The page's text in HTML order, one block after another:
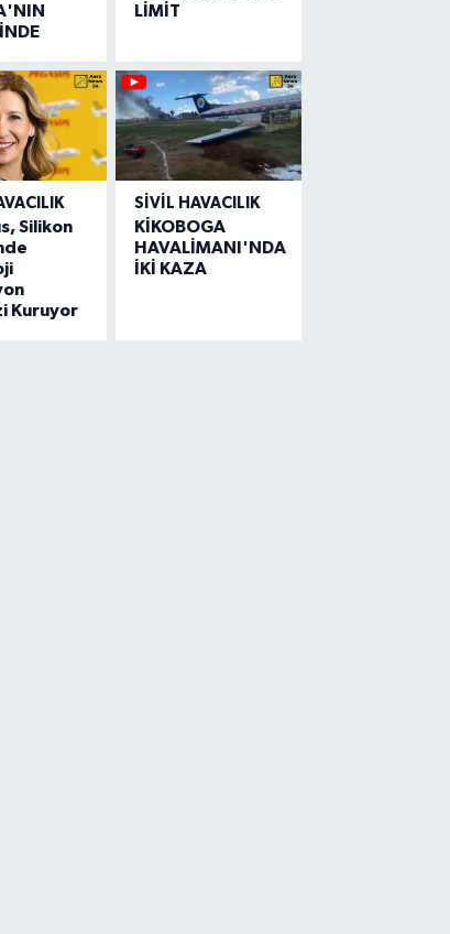
LİMİT
Silikon
Kuruyor
SIVIL HAVACILIK
KİKOBOGA
HAVALİMANI'NDA
İKİ KAZA